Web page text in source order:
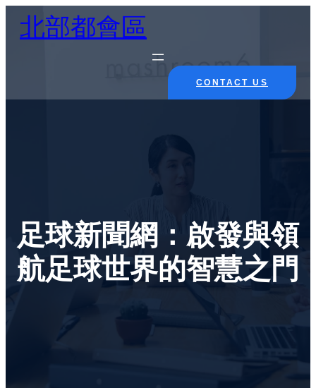
北部都會區
CONTACT US
足球新聞網：啟發與領
航足球世界的智慧之門